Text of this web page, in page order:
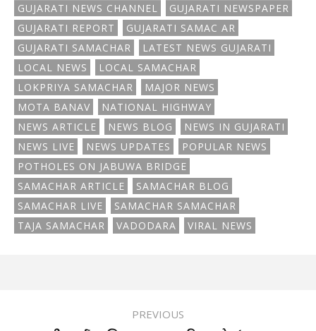
GUJARATI NEWS CHANNEL
GUJARATI NEWSPAPER
GUJARATI REPORT
GUJARATI SAMAC AR
GUJARATI SAMACHAR
LATEST NEWS GUJARATI
LOCAL NEWS
LOCAL SAMACHAR
LOKPRIYA SAMACHAR
MAJOR NEWS
MOTA BANAV
NATIONAL HIGHWAY
NEWS ARTICLE
NEWS BLOG
NEWS IN GUJARATI
NEWS LIVE
NEWS UPDATES
POPULAR NEWS
POTHOLES ON JABUWA BRIDGE
SAMACHAR ARTICLE
SAMACHAR BLOG
SAMACHAR LIVE
SAMACHAR SAMACHAR
TAJA SAMACHAR
VADODARA VIRAL NEWS
PREVIOUS